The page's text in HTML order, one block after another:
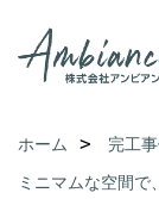
ホーム 完工事
ミニマムな空間